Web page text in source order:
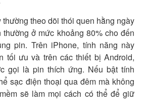
theo dõi thói quen hằng ngày
ở mức khoảng 80% cho đến
pin. Trên iPhone, tính năng này
tối ưu và trên các thiết bị Android,
gọi là pin thích ứng. Nếu bật tính
sạc điện thoại qua đêm mà không
sẽ làm mọi cách có thể để giữ